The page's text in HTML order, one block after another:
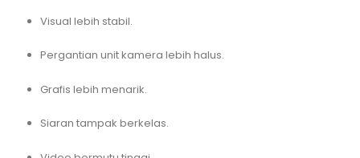
Visual lebih stabil.
Pergantian unit kamera lebih halus.
Grafis lebih menarik.
Siaran tampak berkelas.